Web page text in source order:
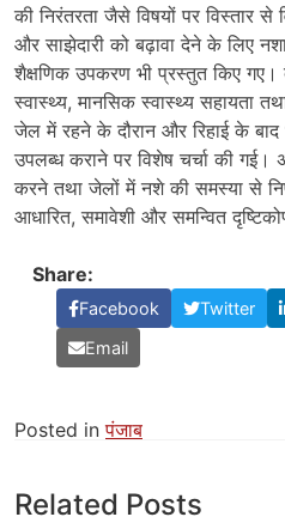
की निरंतरता जैसे विषयों पर विस्तार से
और साझेदारी को बढ़ावा देने के लिए
शैक्षणिक उपकरण भी प्रस्तुत किए
स्वास्थ्य, मानसिक स्वास्थ्य सहायता
जेल में रहने के दौरान और रिहाई के बाद
उपलब्ध कराने पर विशेष चर्चा की गई।
करने तथा जेलों में नशे की समस्या से
आधारित, समावेशी और समन्वित
Share:
Facebook Twitter
Email
Posted inपंजाब
Related Posts